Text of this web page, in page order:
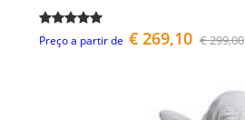
Preço a partir de € 269,10 € 299,00